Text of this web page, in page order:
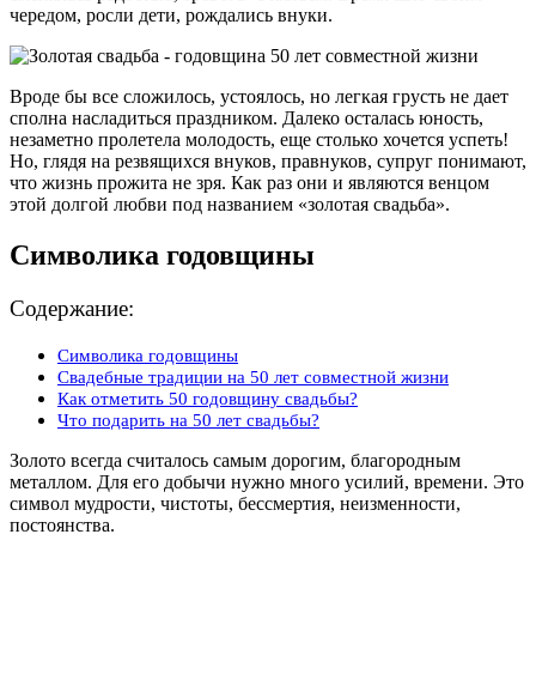
чередом, росли дети, рождались внуки.
Вроде бы все сложилось, устоялось, но легкая грусть не дает
сполна насладиться праздником. Далеко осталась юность,
незаметно пролетела молодость, еще столько хочется успеть!
Но, глядя на резвящихся внуков, правнуков, супруг понимают,
что жизнь прожита не зря. Как раз они и являются венцом
этой долгой любви под названием «золотая свадьба».
Символика годовщины
Содержание:
Символика годовщины
Свадебные традиции на 50 лет совместной жизни
Как отметить 50 годовщину свадьбы?
Что подарить на 50 лет свадьбы?
Золото всегда считалось самым дорогим, благородным
металлом. Для его добычи нужно много усилий, времени. Это
символ мудрости, чистоты, бессмертия, неизменности,
постоянства.